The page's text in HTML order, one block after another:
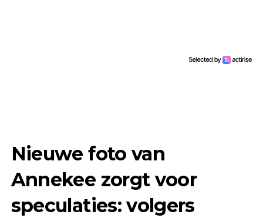
Nieuwe foto van
Annekee zorgt voor
speculaties: volgers